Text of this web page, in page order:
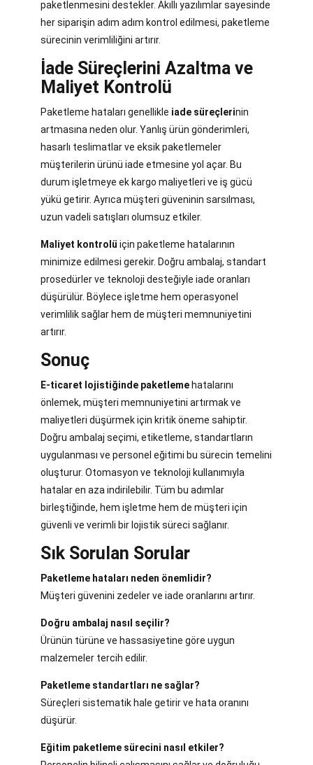
paketlenmesini destekler. Akıllı yazılımlar sayesinde
her siparişin adım adım kontrol edilmesi, paketleme
sürecinin verimliliğini artırır.
İade Süreçlerini Azaltma ve
Maliyet Kontrolü
Paketleme hataları genellikle iade süreçlerinin
artmasına neden olur. Yanlış ürün gönderimleri,
hasarlı teslimatlar ve eksik paketlemeler
müşterilerin ürünü iade etmesine yol açar. Bu
durum işletmeye ek kargo maliyetleri ve iş gücü
yükü getirir. Ayrıca müşteri güveninin sarsılması,
uzun vadeli satışları olumsuz etkiler.
Maliyet kontrolü için paketleme hatalarının
minimize edilmesi gerekir. Doğru ambalaj, standart
prosedürler ve teknoloji desteğiyle iade oranları
düşürülür. Böylece işletme hem operasyonel
verimlilik sağlar hem de müşteri memnuniyetini
artırır.
Sonuç
E-ticaret lojistiğinde paketleme hatalarını
önlemek, müşteri memnuniyetini artırmak ve
maliyetleri düşürmek için kritik öneme sahiptir.
Doğru ambalaj seçimi, etiketleme, standartların
uygulanması ve personel eğitimi bu sürecin temelini
oluşturur. Otomasyon ve teknoloji kullanımıyla
hatalar en aza indirilebilir. Tüm bu adımlar
birleştiğinde, hem işletme hem de müşteri için
güvenli ve verimli bir lojistik süreci sağlanır.
Sık Sorulan Sorular
Paketleme hataları neden önemlidir?
Müşteri güvenini zedeler ve iade oranlarını artırır.
Doğru ambalaj nasıl seçilir?
Ürünün türüne ve hassasiyetine göre uygun
malzemeler tercih edilir.
Paketleme standartları ne sağlar?
Süreçleri sistematik hale getirir ve hata oranını
düşürür.
Eğitim paketleme sürecini nasıl etkiler?